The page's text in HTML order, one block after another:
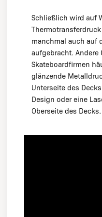
Schließlich wird auf
manchmal auch auf
aufgebracht.
Skateboardfirmen
glänzende
Unterseite des
Design oder eine
Oberseite des Decks.